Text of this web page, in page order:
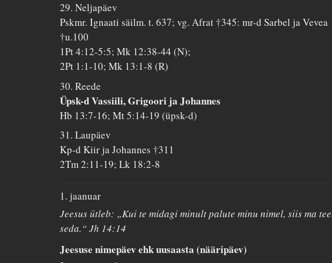
29. Neljapäev
Pskmr. Ignaati säilm. t. 637; vg. Afrat †345: mr-d Sarbel ja Vevea
†u.100
1Pt 4:12-5:5; Mk 12:38-44 (N);
2Pt 1:1-10; Mk 13:1-8 (R)
30. Reede
Üpsk-d Vassiili, Grigoori ja Johannes
Hb 13:7-16; Mt 5:14-19 (üpsk-d)
31. Laupäev
Kp-d Kiir ja Johannes †311
2Tm 2:11-19; Lk 18:2-8
1. jaanuar
Jeesus ütleb: „Kui te midagi minult palute minu nimel, siis ma
seda.“ Jh 14:14
Jeesuse nimepäev ehk uusaasta (nääripäev)